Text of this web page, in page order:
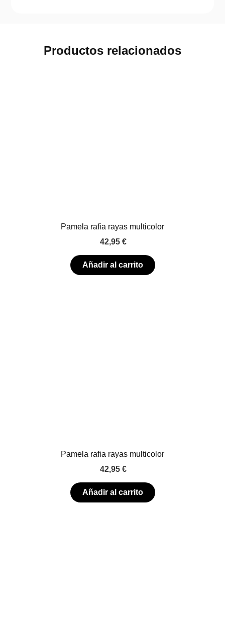
Productos relacionados
Pamela rafia rayas multicolor
42,95 €
Añadir al carrito
Pamela rafia rayas multicolor
42,95 €
Añadir al carrito